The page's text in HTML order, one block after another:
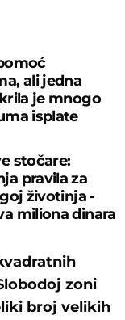
ali jedna
je mnogo
isplate
stočare:
pravila za
životinja -
miliona dinara
zoni
broj velikih